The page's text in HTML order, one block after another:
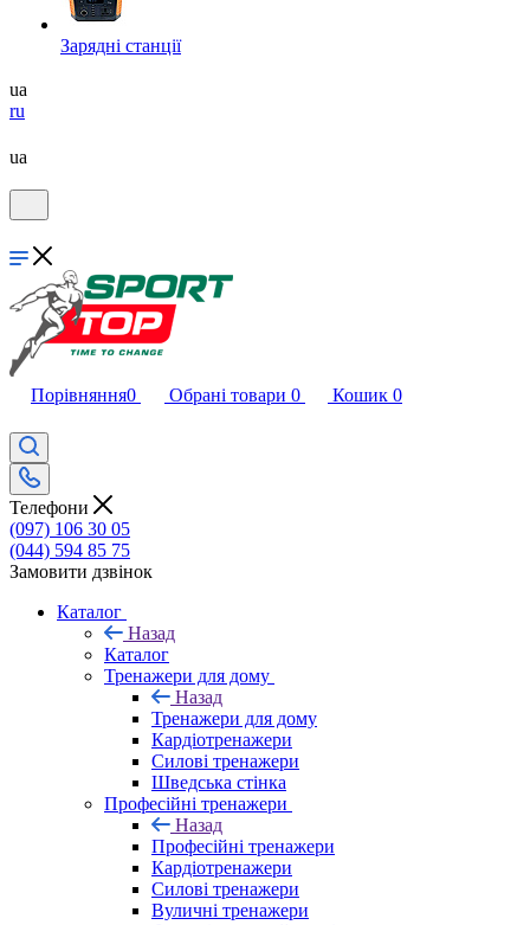
Зарядні станції
ua
ru
ua
Порівняння0 Обрані товари 0 Кошик 0
Телефони
(097) 106 30 05
(044) 594 85 75
Замовити дзвінок
Каталог
Назад
Каталог
Тренажери для дому
Назад
Тренажери для дому
Кардіотренажери
Силові тренажери
Шведська стінка
Професійні тренажери
Назад
Професійні тренажери
Кардіотренажери
Силові тренажери
Вуличні тренажери